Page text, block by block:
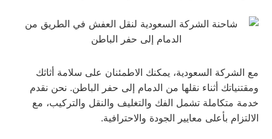
مع الشركة السعودية، يمكنك الاطمئنان على سلامة أثاثك
ومقتنياتك أثناء نقلها من الدمام إلى حفر الباطن. نحن نقدم
خدمة متكاملة تشمل الفك والتغليف والنقل والتركيب، مع
الالتزام بأعلى معايير الجودة والاحترافية.